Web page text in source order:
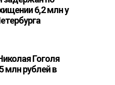
6,2 млн у
Гоголя
млн рублей в